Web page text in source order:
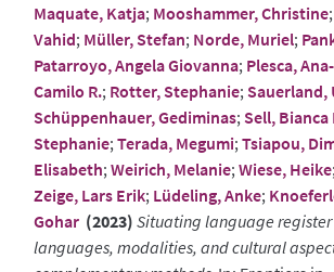
Maquate, Katja; Mooshammer, Christine;
Vahid; Müller, Stefan; Norde, Muriel;
Patarroyo, Angela Giovanna; Plesca,
Camilo R.; Rotter, Stephanie;Sauerland,
Schüppenhauer, Gediminas;Sell, Bianca
Stephanie;Terada, Megumi;Tsiapou,
Elisabeth;Weirich, Melanie;Wiese, Heike
Zeige, Lars Erik; Lüdeling, Anke;
Gohar (2023) Situating language register
languages, modalities, and cultural